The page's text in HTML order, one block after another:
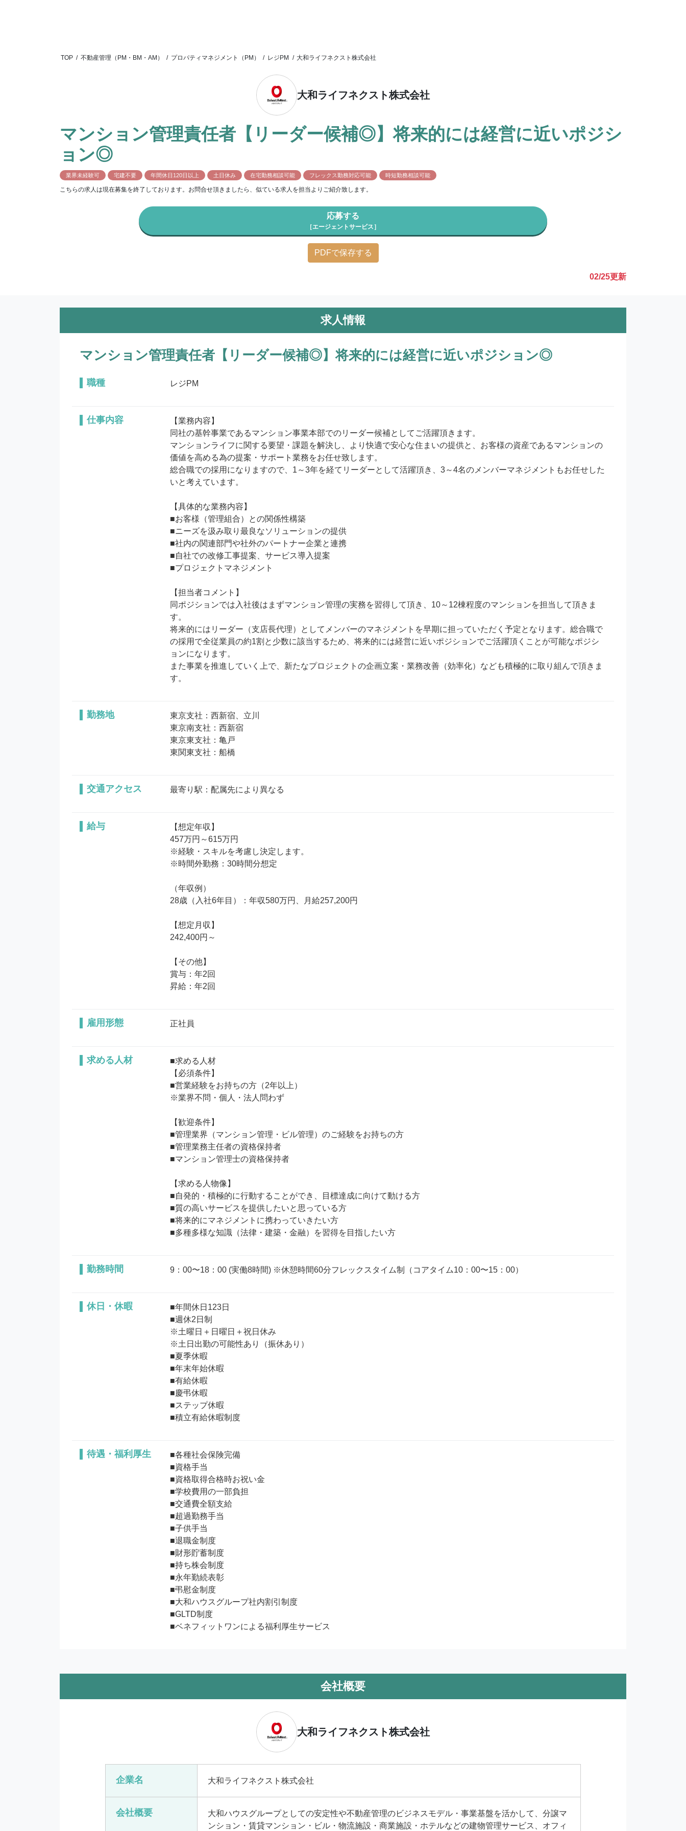
TOP / 不動産管理（PM・BM・AM） / プロパティマネジメント（PM） / レジPM / 大和ライフネクスト株式会社
大和ライフネクスト株式会社
マンション管理責任者【リーダー候補◎】将来的には経営に近いポジシ
ョン◎
業界未経験可 宅建不要 年間休日120日以上 土日休み 在宅勤務相談可能 フレックス勤務対応可能 時短勤務相談可能
こちらの求人は現在募集を終了しております。お問合せ頂きましたら、似ている求人を担当よりご紹介致します。
応募する
［エージェントサービス］
PDFで保存する
02/25更新
求人情報
マンション管理責任者【リーダー候補◎】将来的には経営に近いポジション◎
職種 レジPM
仕事内容
【業務内容】
同社の基幹事業であるマンション事業本部でのリーダー候補としてご活躍頂きます。
マンションライフに関する要望・課題を解決し、より快適で安心な住まいの提供と、お客様の資産であるマンションの
価値を高める為の提案・サポート業務をお任せ致します。
総合職での採用になりますので、1～3年を経てリーダーとして活躍頂き、3～4名のメンバーマネジメントもお任せした
いと考えています。
【具体的な業務内容】
■お客様（管理組合）との関係性構築
■ニーズを汲み取り最良なソリューションの提供
■社内の関連部門や社外のパートナー企業と連携
■自社での改修工事提案、サービス導入提案
■プロジェクトマネジメント
【担当者コメント】
同ポジションでは入社後はまずマンション管理の実務を習得して頂き、10～12棟程度のマンションを担当して頂きま
す。
将来的にはリーダー（支店長代理）としてメンバーのマネジメントを早期に担っていただく予定となります。総合職で
の採用で全従業員の約1割と少数に該当するため、将来的には経営に近いポジションでご活躍頂くことが可能なポジシ
ョンになります。
また事業を推進していく上で、新たなプロジェクトの企画立案・業務改善（効率化）なども積極的に取り組んで頂きま
す。
勤務地
東京支社：西新宿、立川
東京南支社：西新宿
東京東支社：亀戸
東関東支社：船橋
交通アクセス 最寄り駅：配属先により異なる
給与
【想定年収】
457万円～615万円
※経験・スキルを考慮し決定します。
※時間外勤務：30時間分想定
（年収例）
28歳（入社6年目）：年収580万円、月給257,200円
【想定月収】
242,400円～
【その他】
賞与：年2回
昇給：年2回
雇用形態 正社員
求める人材
■求める人材
【必須条件】
■営業経験をお持ちの方（2年以上）
※業界不問・個人・法人問わず
【歓迎条件】
■管理業界（マンション管理・ビル管理）のご経験をお持ちの方
■管理業務主任者の資格保持者
■マンション管理士の資格保持者
【求める人物像】
■自発的・積極的に行動することができ、目標達成に向けて動ける方
■質の高いサービスを提供したいと思っている方
■将来的にマネジメントに携わっていきたい方
勤務時間 9：00〜18：00 (実働8時間) ※休憩時間60分フレックスタイム制（コアタイム10：00〜15：00）
休日・休暇
■年間休日123日
■週休2日制
※土曜日＋日曜日＋祝日休み
※土日出勤の可能性あり（振休あり）
■夏季休暇
■年末年始休暇
■有給休暇
■慶弔休暇
■ステップ休暇
待遇・福利厚生
■各種社会保険完備
■資格手当
■資格取得合格時お祝い金
■学校費用の一部負担
■交通費全額支給
■超過勤務手当
■子供手当
■退職金制度
■財形貯蓄制度
■持ち株会制度
■永年勤続表彰
■弔慰金制度
■大和ハウスグループ社内割引制度
■GLTD制度
■ベネフィットワンによる福利厚生サービス
会社概要
大和ライフネクスト株式会社
企業名 大和ライフネクスト株式会社
会社概要
大和ハウスグループとしての安定性や不動産管理のビジネスモデル・事業基盤を活かして、分譲マ
ンション・賃貸マンション・ビル・物流施設・商業施設・ホテルなどの建物管理サービス、オフィ